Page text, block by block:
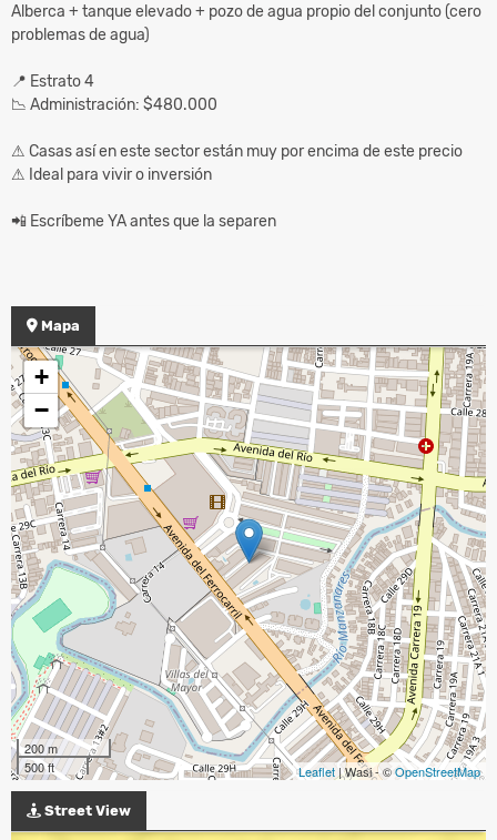
Alberca + tanque elevado + pozo de agua propio del conjunto (cero
problemas de agua)
📍 Estrato 4
📉 Administración: $480.000
⚠ Casas así en este sector están muy por encima de este precio
⚠ Ideal para vivir o inversión
📲 Escríbeme YA antes que la separen
Mapa
+
−
200 m
500 ft
Leaflet | Wasi - ©OpenStreetMap
Street View